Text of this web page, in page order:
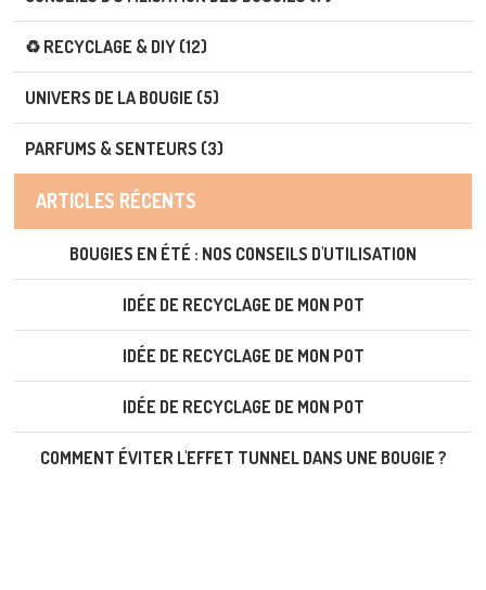
♻️ RECYCLAGE & DIY (12)
UNIVERS DE LA BOUGIE (5)
PARFUMS & SENTEURS (3)
ARTICLES RÉCENTS
BOUGIES EN ÉTÉ : NOS CONSEILS D'UTILISATION
IDÉE DE RECYCLAGE DE MON POT
IDÉE DE RECYCLAGE DE MON POT
IDÉE DE RECYCLAGE DE MON POT
COMMENT ÉVITER L'EFFET TUNNEL DANS UNE BOUGIE ?